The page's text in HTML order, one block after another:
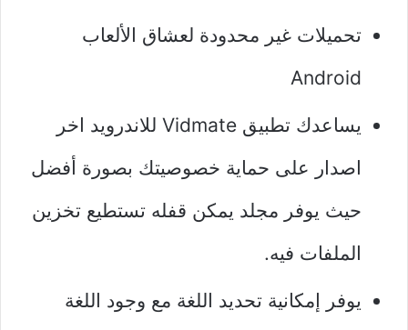
تحميلات غير محدودة لعشاق الألعاب
Android
يساعدك تطبيق Vidmate للاندرويد اخر
اصدار على حماية خصوصيتك بصورة أفضل
حيث يوفر مجلد يمكن قفله تستطيع تخزين
الملفات فيه.
يوفر إمكانية تحديد اللغة مع وجود اللغة